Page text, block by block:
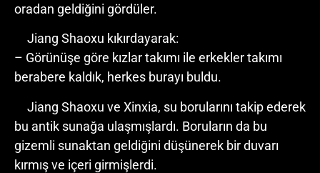
oradan geldiğini gördüler.
Jiang Shaoxu kıkırdayarak:
– Görünüşe göre kızlar takımı ile erkekler takımı
berabere kaldık, herkes burayı buldu.
Jiang Shaoxu ve Xinxia, su borularını takip ederek
bu antik sunağa ulaşmışlardı. Boruların da bu
gizemli sunaktan geldiğini düşünerek bir duvarı
kırmış ve içeri girmişlerdi.